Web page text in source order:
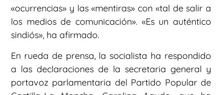
«ocurrencias» y las «mentiras» con «tal de salir a
los medios de comunicación». «Es un auténtico
sindiós», ha afirmado.
En rueda de prensa, la socialista ha respondido
a las declaraciones de la secretaria general y
portavoz parlamentaria del Partido Popular de